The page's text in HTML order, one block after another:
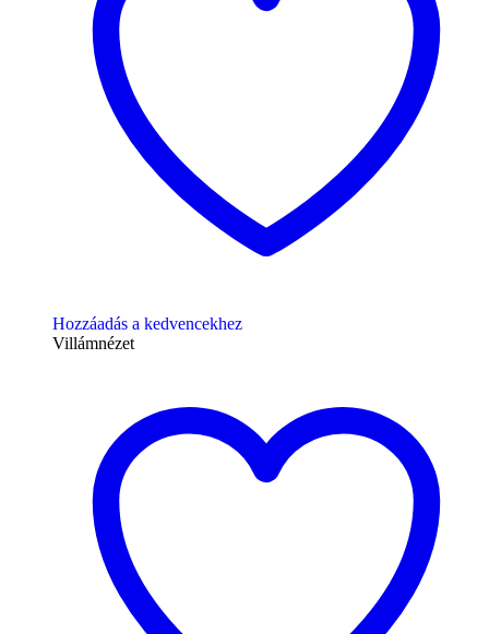
Hozzáadás a kedvencekhez
Villámnézet